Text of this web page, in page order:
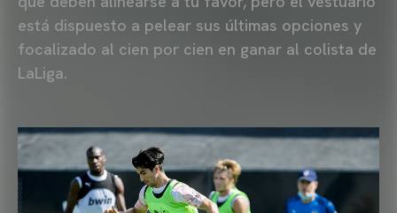
está dispuesto a pelear sus últimas opciones y
focalizado al cien por cien en ganar al colista de
LaLiga.